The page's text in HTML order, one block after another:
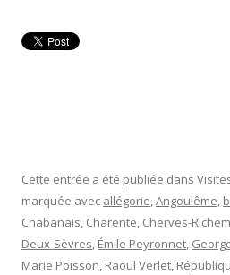
Cette entrée a été publiée dans
marquée avec allégorie,Angoulême,
Chabanais, Charente, Cherves-
Deux-Sèvres, Émile Peyronnet,
Marie Poisson, Raoul Verlet,